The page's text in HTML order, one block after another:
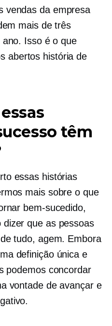
vendas da empresa
mais de três
Isso é o que
abertos história de
têm
essas histórias
mais sobre o que
bem-sucedido,
que as pessoas
tudo, agem. Embora
definição única e
podemos concordar
vontade de avançar e